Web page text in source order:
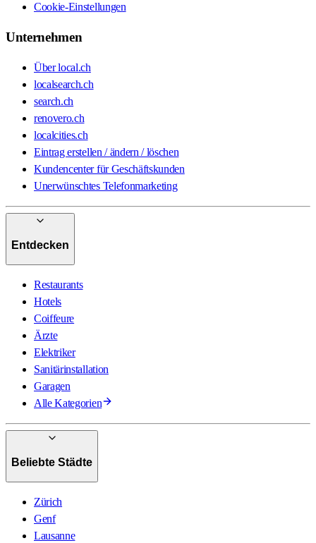
Cookie-Einstellungen
Unternehmen
Über local.ch
localsearch.ch
search.ch
renovero.ch
localcities.ch
Eintrag erstellen / ändern / löschen
Kundencenter für Geschäftskunden
Unerwünschtes Telefonmarketing
Entdecken
Restaurants
Hotels
Coiffeure
Ärzte
Elektriker
Sanitärinstallation
Garagen
Alle Kategorien
Beliebte Städte
Zürich
Genf
Lausanne